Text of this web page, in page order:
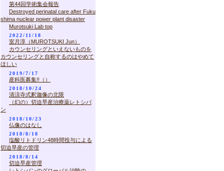
第44回学術集会報告
Destroyed perinatal care after Fuku
shima nuclear power plant disaster
Murotsuki Lab top
2022/11/18
室月淳（MUROTSUKI Jun）
カウンセリングといえないものを
カウンセリングと自称するのはやめて
ほしい
2019/7/17
産科医募集!!（）
2018/10/24
清涼寺式釈迦像の北限
（幻の）切迫早産治療薬レトシバ
ン
2018/10/23
仏像のはなし
2018/8/18
塩酸リトドリン48時間投与による
切迫早産の管理
2018/8/14
切迫早産管理